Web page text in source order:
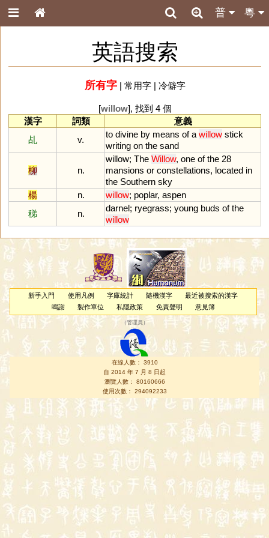
粵
普
英語搜索
所有字| 常用字| 冷僻字
[willow], 找到 4 個
漢字
詞類
意義
乩
v.
to divine by means of a willow stick
writing on the sand
柳 n.
willow; The Willow, one of the 28
mansions or constellations, located in
the Southern sky
楊
n. willow; poplar, aspen
稊
n.
darnel; ryegrass; young buds of the
willow
新手入門 使用凡例 字庫統計 隨機漢字
最近被搜索的漢字
鳴謝
製作單位 私隱政策 免責聲明 意見簿
（管理員 ）
在線人數： 3910
自 2014 年 7 月 8 日起
瀏覽人數： 80160666
使用次數： 294092233